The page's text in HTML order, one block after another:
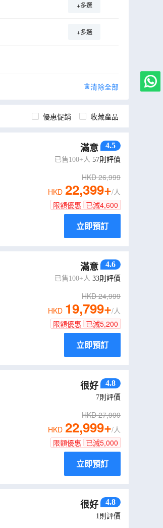
+多選
+多選
清除全部
優惠促銷 收藏產品
滿意 4.5
已售100+人 57則評價
HKD26,999
HKD 22,399+/人
限額優惠 已減4,600
立即預訂
滿意 4.6
已售100+人 33則評價
HKD24,999
HKD 19,799+/人
限額優惠 已減5,200
立即預訂
很好 4.8
7則評價
HKD27,999
HKD 22,999+/人
限額優惠 已減5,000
立即預訂
很好 4.8
1則評價